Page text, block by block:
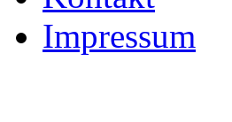
Impressum